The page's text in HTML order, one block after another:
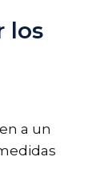
los
a un